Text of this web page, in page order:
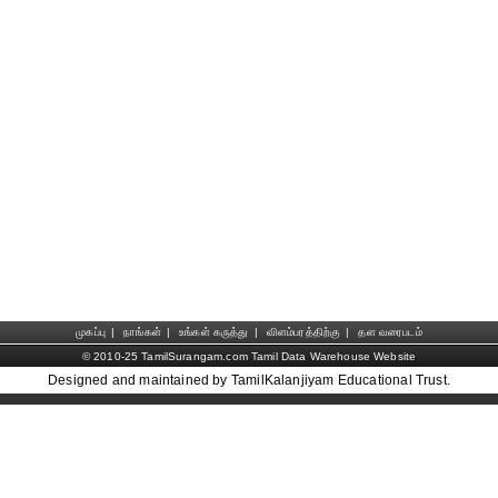
முகப்பு | நாங்கள் | உங்கள் கருத்து | விளம்பரத்திற்கு |
தள வரைபடம்
© 2010-25 TamilSurangam.com Tamil Data Warehouse Website
Designed and maintained by TamilKalanjiyam Educational Trust.